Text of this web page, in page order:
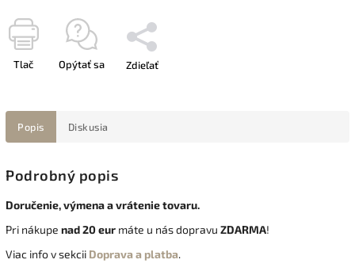
Tlač Opýtať sa Zdieľať
Popis Diskusia
Podrobný popis
Doručenie, výmena a vrátenie tovaru.
Pri nákupe nad 20 eur máte u nás dopravu ZDARMA!
Viac info v sekcii Doprava a platba.